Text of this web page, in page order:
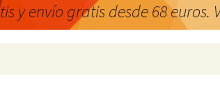
y envío gratis desde 68 euros.